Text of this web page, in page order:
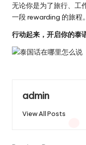
无论你是为了旅行、工
一段 rewarding 的旅程。
行动起来，开启你的泰
admin
View All Posts